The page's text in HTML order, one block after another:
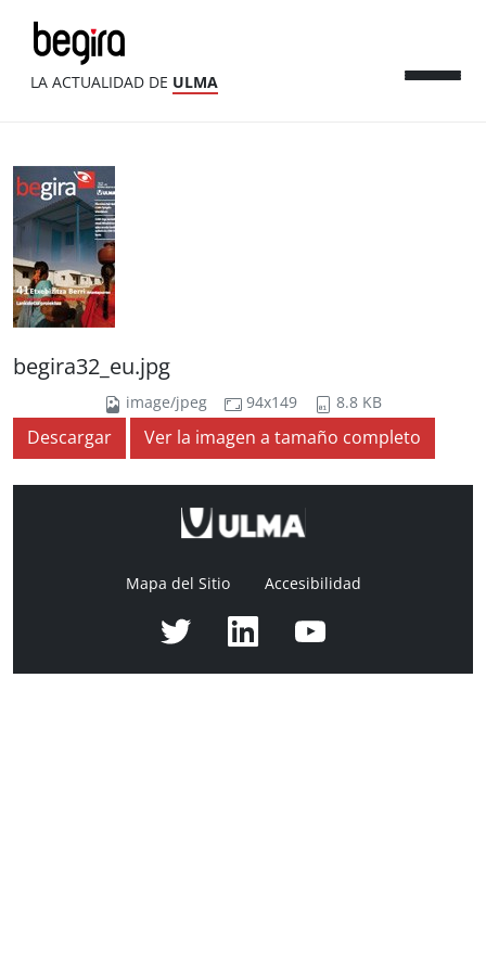
LA ACTUALIDAD DE ULMA
begira32_eu.jpg
image/jpeg 94x149 8.8 KB
Descargar Ver la imagen a tamaño completo
Mapa del Sitio Accesibilidad